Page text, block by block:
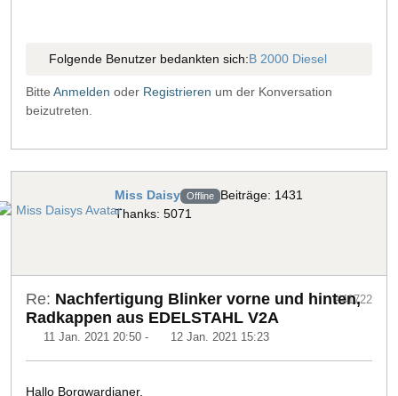
Folgende Benutzer bedankten sich:B 2000 Diesel
Bitte Anmelden oder Registrieren um der Konversation
beizutreten.
Miss Daisy Offline Beiträge: 1431
Thanks: 5071
Re: Nachfertigung Blinker vorne und hinten,
Radkappen aus EDELSTAHL V2A
11 Jan. 2021 20:50 - 12 Jan. 2021 15:23
#41722
Hallo Borgwardianer,